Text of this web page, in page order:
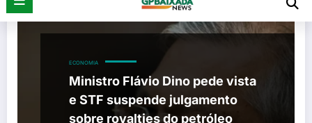
ECONOMIA
Ministro Flávio Dino pede vista
e STF suspende julgamento
sobre royalties do petróleo